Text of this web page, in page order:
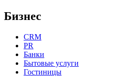
Бизнес
CRM
PR
Банки
Бытовые услуги
Гостиницы